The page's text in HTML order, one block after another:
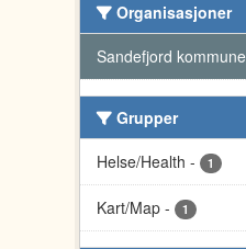
Organisasjoner
Sandefjord kommune
Grupper
Helse/Health - 1
Kart/Map - 1